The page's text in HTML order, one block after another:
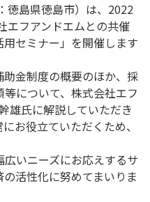
徳島県徳島市）は、2022
エフアンドエムとの共催
セミナー」を開催します
金制度の概要のほか、採
について、株式会社エフ
雄氏に解説していただき
お役立ていただくため、
いニーズにお応えするサ
活性化に努めてまいりま